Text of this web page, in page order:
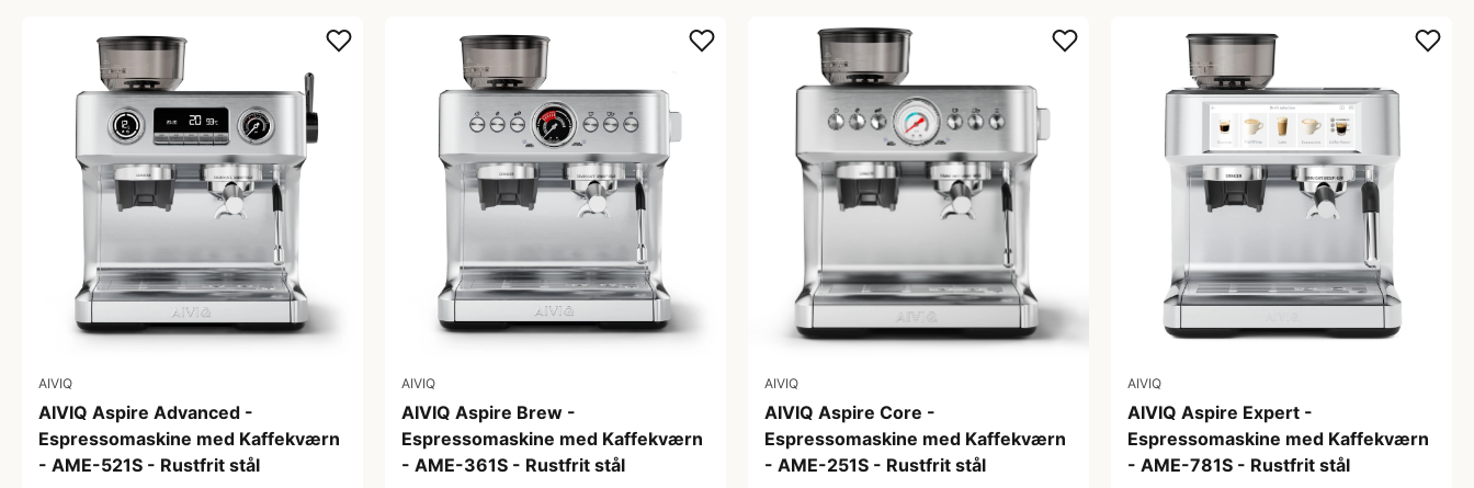
AIVIQ
AIVIQ Aspire Advanced -
Espressomaskine med Kaffekværn
- AME-521S - Rustfrit stål
AIVIQ
AIVIQ Aspire Brew -
Espressomaskine med Kaffekværn
- AME-361S - Rustfrit stål
AIVIQ
AIVIQ Aspire Core -
Espressomaskine med Kaffekværn
- AME-251S - Rustfrit stål
AIVIQ
AIVIQ Aspire Expert -
Espressomaskine med Kaffekværn
- AME-781S - Rustfrit stål